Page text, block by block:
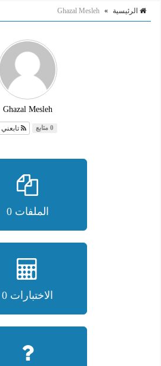
الرئيسية »
Ghazal Mesleh
Ghazal Mesleh
0 متابع تابعني
الملفات 0
الاختبارات 0